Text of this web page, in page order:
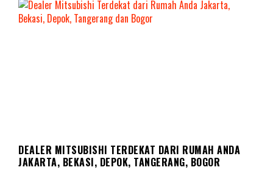
DEALER MITSUBISHI TERDEKAT DARI RUMAH ANDA
JAKARTA, BEKASI, DEPOK, TANGERANG, BOGOR